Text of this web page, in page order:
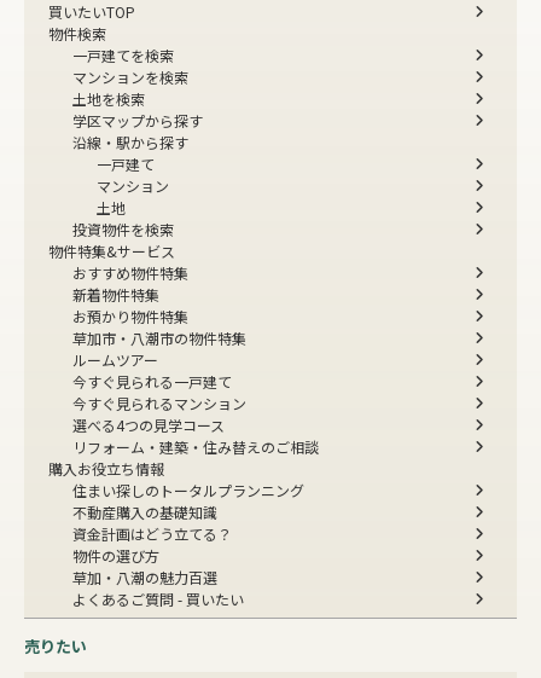
買いたいTOP
物件検索
一戸建てを検索
マンションを検索
土地を検索
学区マップから探す
沿線・駅から探す
一戸建て
マンション
土地
投資物件を検索
物件特集&サービス
おすすめ物件特集
新着物件特集
お預かり物件特集
草加市・八潮市の物件特集
ルームツアー
今すぐ見られる一戸建て
今すぐ見られるマンション
選べる4つの見学コース
リフォーム・建築・住み替えのご相談
購入お役立ち情報
住まい探しのトータルプランニング
不動産購入の基礎知識
資金計画はどう立てる？
物件の選び方
草加・八潮の魅力百選
よくあるご質問 - 買いたい
売りたい